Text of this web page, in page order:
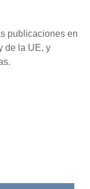
publicaciones en
de la UE, y